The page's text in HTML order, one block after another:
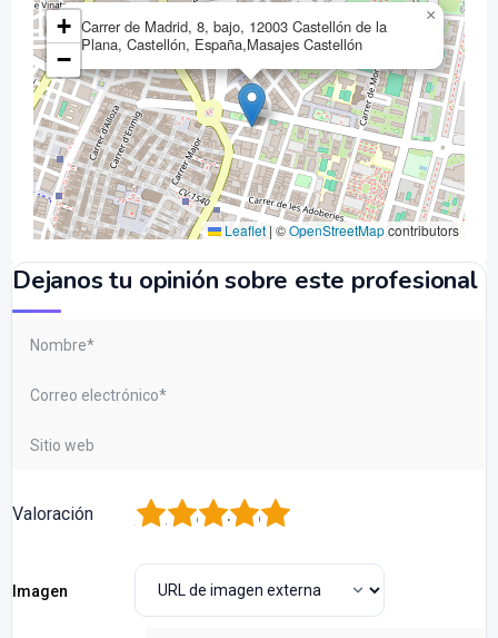
Carrer de Madrid, 8, bajo, 12003 Castellón de la
Plana, Castellón, España,Masajes Castellón
×
+
−
Leaflet | ©OpenStreetMapcontributors
Dejanos tu opinión sobre este profesional
Valoración 5
4
3
2
Imagen